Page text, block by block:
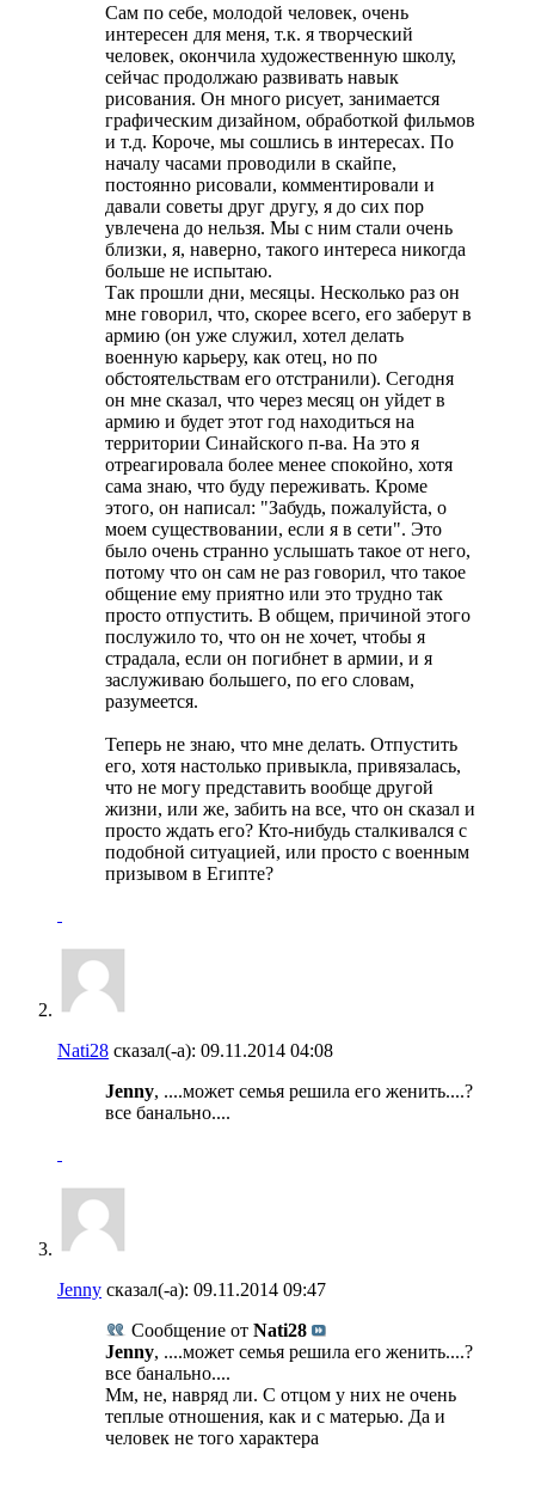
Сам по себе, молодой человек, очень
интересен для меня, т.к. я творческий
человек, окончила художественную школу,
сейчас продолжаю развивать навык
рисования. Он много рисует, занимается
графическим дизайном, обработкой фильмов
и т.д. Короче, мы сошлись в интересах. По
началу часами проводили в скайпе,
постоянно рисовали, комментировали и
давали советы друг другу, я до сих пор
увлечена до нельзя. Мы с ним стали очень
близки, я, наверно, такого интереса никогда
больше не испытаю.
Так прошли дни, месяцы. Несколько раз он
мне говорил, что, скорее всего, его заберут в
армию (он уже служил, хотел делать
военную карьеру, как отец, но по
обстоятельствам его отстранили). Сегодня
он мне сказал, что через месяц он уйдет в
армию и будет этот год находиться на
территории Синайского п-ва. На это я
отреагировала более менее спокойно, хотя
сама знаю, что буду переживать. Кроме
этого, он написал: "Забудь, пожалуйста, о
моем существовании, если я в сети". Это
было очень странно услышать такое от него,
потому что он сам не раз говорил, что такое
общение ему приятно или это трудно так
просто отпустить. В общем, причиной этого
послужило то, что он не хочет, чтобы я
страдала, если он погибнет в армии, и я
заслуживаю большего, по его словам,
разумеется.
Теперь не знаю, что мне делать. Отпустить
его, хотя настолько привыкла, привязалась,
что не могу представить вообще другой
жизни, или же, забить на все, что он сказал и
просто ждать его? Кто-нибудь сталкивался с
подобной ситуацией, или просто с военным
призывом в Египте?
Nati28 сказал(-а): 09.11.2014 04:08
Jenny, ....может семья решила его женить....?
все банально....
Jenny сказал(-а): 09.11.2014 09:47
Сообщение от Nati28
Jenny, ....может семья решила его женить....?
все банально....
Мм, не, навряд ли. С отцом у них не очень
теплые отношения, как и с матерью. Да и
человек не того характера